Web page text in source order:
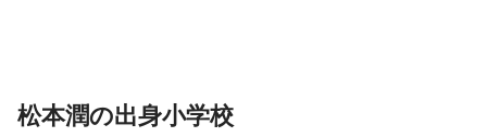
松本潤の出身小学校